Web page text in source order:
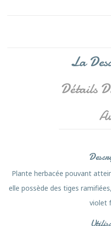
La
Détails
Plante herbacée pouvant
elle possède des tiges
violet